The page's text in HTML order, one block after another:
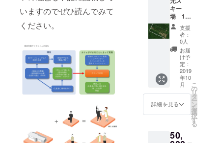
いますのでぜひ読んでみて
ください。
2019年
8月19日
から9月
20日の
期間、
電気空
調設
備、内
装造
作、石
膏ボー
ド貼、
パンチ
カー
となり
年程度
ありま
す。2級
建築
士・
ホーム
インス
ペク
ター
近隣は
住宅で
あるた
め大き
な音が
出るよ
うな利
用方法
は不可
と致し
ます。
実施は
月曜日
可）期
キー
場 10
ヘク
タール
の山や
斜面が1
～5日間
使い放
題！ 使
い方は
あなた
次第！
ご利用
の際は
別途説
約が必
支援
者：
0人
お届
け予
定：
2019
年10
月
詳細を見る
こ
の
リ
タ
ー
ン
を
選
択
す
る
50,